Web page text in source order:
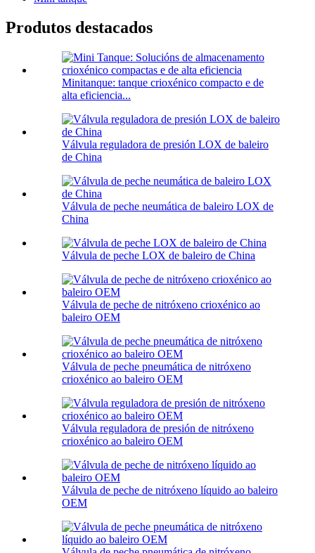
Produtos destacados
Minitanque: tanque crioxénico compacto e de
alta eficiencia...
Válvula reguladora de presión LOX de baleiro
de China
Válvula de peche neumática de baleiro LOX de
China
Válvula de peche LOX de baleiro de China
Válvula de peche de nitróxeno crioxénico ao
baleiro OEM
Válvula de peche pneumática de nitróxeno
crioxénico ao baleiro OEM
Válvula reguladora de presión de nitróxeno
crioxénico ao baleiro OEM
Válvula de peche de nitróxeno líquido ao baleiro
OEM